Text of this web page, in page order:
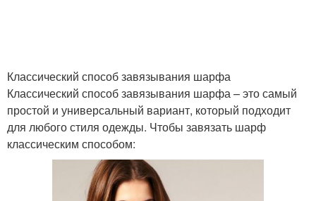
Классический способ завязывания шарфа
Классический способ завязывания шарфа – это самый
простой и универсальный вариант, который подходит
для любого стиля одежды. Чтобы завязать шарф
классическим способом: